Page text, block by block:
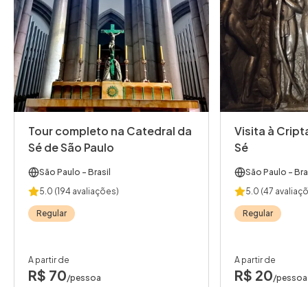
Tour completo na Catedral da
Sé de São Paulo
São Paulo - Brasil
5.0 (194 avaliações)
Regular
A partir de
R$ 70/pessoa
Visita à
Sé
São Paulo -
5.0 (47
Regular
A partir de
R$ 20/pessoa